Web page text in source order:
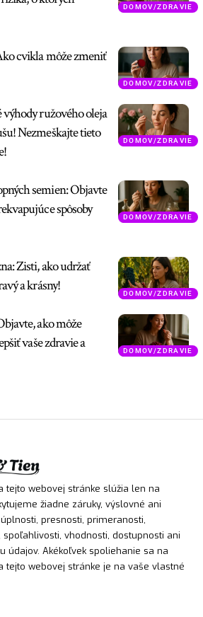
DOMOV/ZDRAVIE
DOMOV/ZDRAVIE
cvikla môže zmeniť
DOMOV/ZDRAVIE
ružového oleja
Nezmeškajte tieto
DOMOV/ZDRAVIE
semien: Objavte
spôsoby
DOMOV/ZDRAVIE
Zisti, ako udržať
a krásny!
DOMOV/ZDRAVIE
ako môže
vaše zdravie a
tejto webovej stránke slúžia len na
žiadne záruky, výslovné ani
presnosti, primeranosti,
spoľahlivosti, vhodnosti, dostupnosti ani
údajov. Akékoľvek spoliehanie sa na
tejto webovej stránke je na vaše vlastné